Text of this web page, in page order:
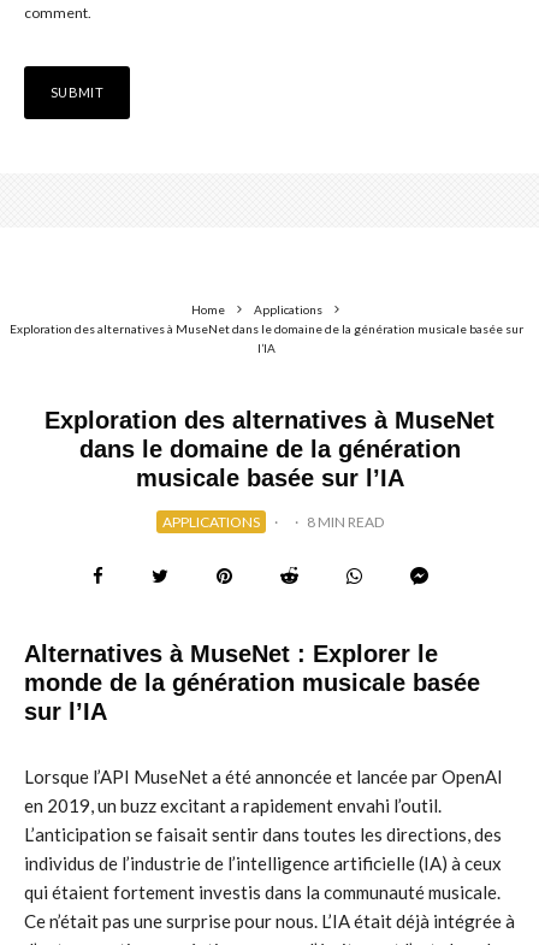
comment.
Home
Applications
Exploration des alternatives à MuseNet dans le domaine de la génération musicale basée sur
l’IA
Exploration des alternatives à MuseNet
dans le domaine de la génération
musicale basée sur l’IA
APPLICATIONS · · 8 MIN READ
Alternatives à MuseNet : Explorer le
monde de la génération musicale basée
sur l’IA
Lorsque l’API MuseNet a été annoncée et lancée par OpenAI
en 2019, un buzz excitant a rapidement envahi l’outil.
L’anticipation se faisait sentir dans toutes les directions, des
individus de l’industrie de l’intelligence artificielle (IA) à ceux
qui étaient fortement investis dans la communauté musicale.
Ce n’était pas une surprise pour nous. L’IA était déjà intégrée à